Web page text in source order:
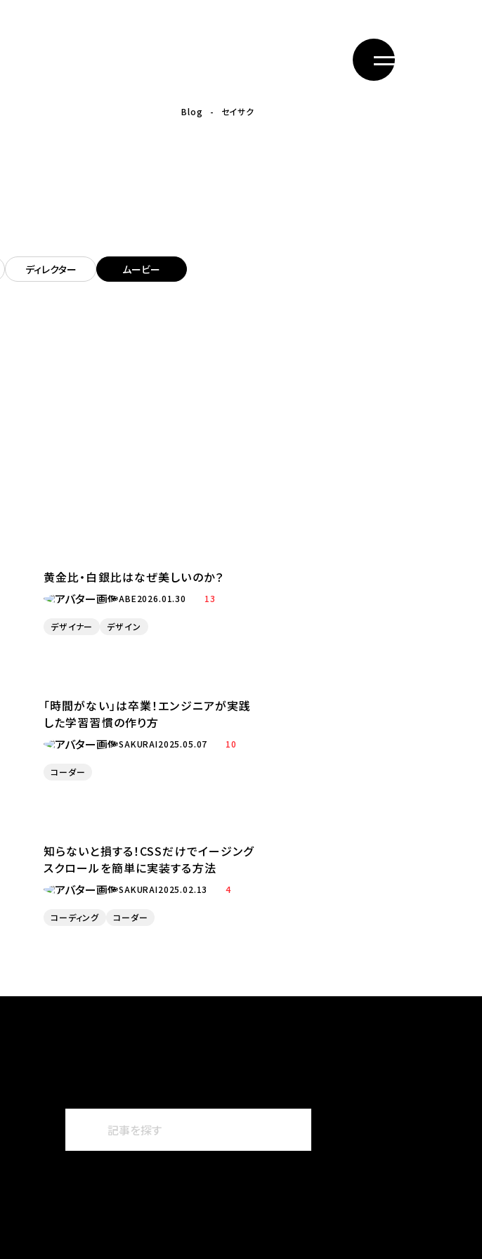
Blog セイサク
ディレクター
ムービー
黄金比・白銀比はなぜ美しいのか？
ABE2026.01.30 13
デザイナー デザイン
「時間がない」は卒業！エンジニアが実践
した学習習慣の作り方
SAKURAI2025.05.07 10
コーダー
知らないと損する！CSSだけでイージング
スクロールを簡単に実装する方法
SAKURAI2025.02.13 4
コーディング コーダー